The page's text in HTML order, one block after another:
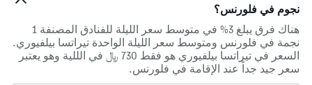
نجوم في فلورنس؟
هناك فرق يبلغ 3% في متوسط ​​سعر الليلة للفنادق المصنفة 1
نجمة في فلورنس ومتوسط ​​سعر الليلة الواحدة تيراتسا بيلفيوري.
السعر في تيراتسا بيلفيوري هو فقط 730 ﷼ في الللية وهو يعتبر
سعر جيد جداً عند الإقامة في فلورنس.